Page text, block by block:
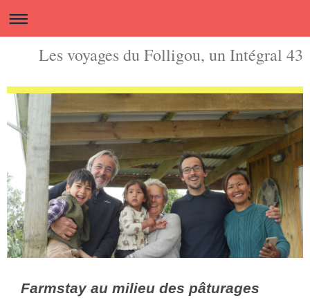
Les voyages du Folligou, un Intégral 43
Farmstay au milieu des pâturages